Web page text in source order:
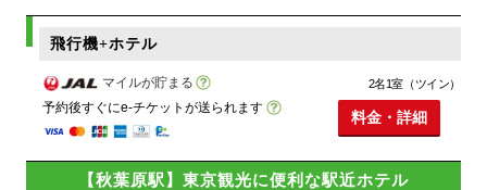
飛行機+ホテル
マイルが貯まる
予約後すぐにe-チケットが送られます
2名1室（ツイン）
料金・詳細
【秋葉原駅】東京観光に便利な駅近ホテル